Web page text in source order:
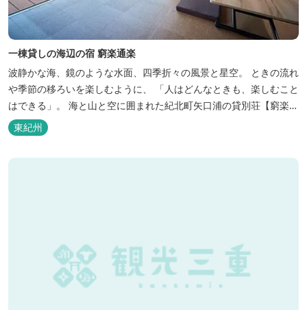
一棟貸しの海辺の宿 窮楽通楽
波静かな海、鏡のような水面、四季折々の風景と星空。 ときの流れ
や季節の移ろいを楽しむように、 「人はどんなときも、楽しむこと
はできる」。 海と山と空に囲まれた紀北町矢口浦の貸別荘【窮楽通
楽】。 中国古典『荘子』の一節「窮亦楽、通亦楽」から名づけまし
た。 いつでも気軽にご利用ください。
東紀州